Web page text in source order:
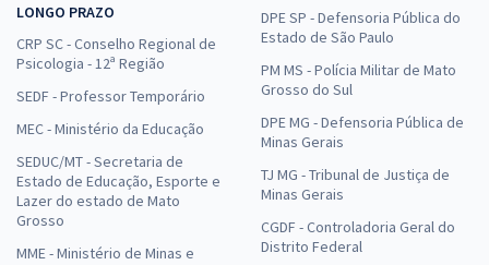
LONGO PRAZO
CRP SC - Conselho Regional de
Psicologia - 12ª Região
SEDF - Professor Temporário
MEC - Ministério da Educação
SEDUC/MT - Secretaria de
Estado de Educação, Esporte e
Lazer do estado de Mato
Grosso
MME - Ministério de Minas e
DPE SP - Defensoria Pública do
Estado de São Paulo
PM MS - Polícia Militar de Mato
Grosso do Sul
DPE MG - Defensoria Pública de
Minas Gerais
TJ MG - Tribunal de Justiça de
Minas Gerais
CGDF - Controladoria Geral do
Distrito Federal